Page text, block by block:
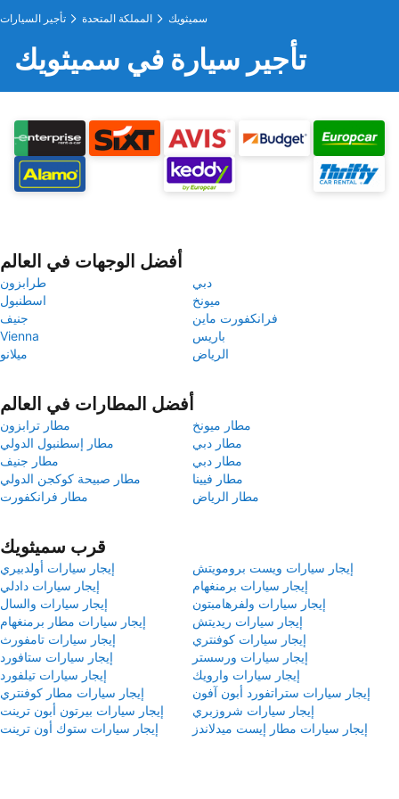
تأجير السيارات المملكة المتحدة سميثويك
تأجير سيارة في سميثويك
أفضل الوجهات في العالم
طرابزون
دبي
اسطنبول
ميونخ
جنيف
فرانكفورت ماين
Vienna
باريس
ميلانو
الرياض
أفضل المطارات في العالم
مطار ترابزون
مطار ميونخ
مطار إسطنبول الدولي
مطار دبي
مطار جنيف
مطار دبي
مطار صبيحة كوكجن الدولي
مطار فيينا
مطار فرانكفورت
مطار الرياض
قرب سميثويك
إيجار سيارات أولدبيري
إيجار سيارات ويست برومويتش
إيجار سيارات دادلي
إيجار سيارات برمنغهام
إيجار سيارات والسال
إيجار سيارات ولفرهامبتون
إيجار سيارات مطار برمنغهام
إيجار سيارات ريديتش
إيجار سيارات تامفورث
إيجار سيارات كوفنتري
إيجار سيارات ستافورد
إيجار سيارات ورسستر
إيجار سيارات تيلفورد
إيجار سيارات وارويك
إيجار سيارات مطار كوفنتري
إيجار سيارات ستراتفورد أبون آفون
إيجار سيارات بيرتون أبون ترينت
إيجار سيارات شروزبري
إيجار سيارات ستوك أون ترينت
إيجار سيارات مطار إيست ميدلاندز